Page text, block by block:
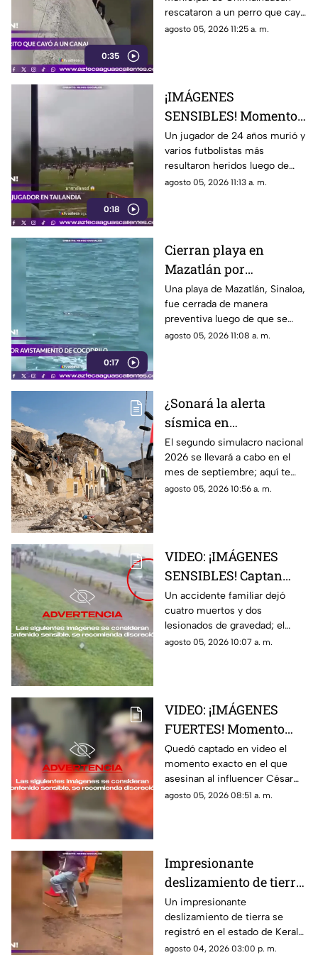
0:35
rescataron a un perro que cayó
a un canal de aguas negras,
agosto 05, 2026 11:25 a. m.
0:18
¡IMÁGENES
SENSIBLES! Momento
en el que rayo cae
durante partido de
fútbol y mata a jugador
Un jugador de 24 años murió y
varios futbolistas más
resultaron heridos luego de
que un rayo impactara el
agosto 05, 2026 11:13 a. m.
0:17
Cierran playa en
Mazatlán por
avistamiento de
cocodrilo
Una playa de Mazatlán, Sinaloa,
fue cerrada de manera
preventiva luego de que se
reportara el avistamiento de un
agosto 05, 2026 11:08 a. m.
¿Sonará la alerta
sísmica en
Aguascalientes? Fecha
para el segundo
simulacro nacional
2026
El segundo simulacro nacional
2026 se llevará a cabo en el
mes de septiembre; aquí te
contamos más sobre la fecha y
agosto 05, 2026 10:56 a. m.
VIDEO: ¡IMÁGENES
SENSIBLES! Captan
brutal accidente
familiar que dejó 4
muertos y 2 lesionados
Un accidente familiar dejó
cuatro muertos y dos
lesionados de gravedad; el
momento quedó captado en
agosto 05, 2026 10:07 a. m.
VIDEO: ¡IMÁGENES
FUERTES! Momento
exacto en el que
asesinan a influencer
César Gastélum
durante transmisión
Quedó captado en video el
momento exacto en el que
asesinan al influencer César
Gastélum durante una
agosto 05, 2026 08:51 a. m.
Impresionante
deslizamiento de tierra
en India durante
intensas lluvias
monzónicas
Un impresionante
deslizamiento de tierra se
registró en el estado de Kerala,
India, donde las intensas
agosto 04, 2026 03:00 p. m.